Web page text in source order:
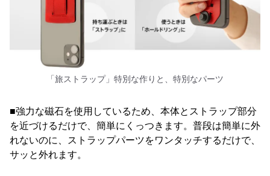
「旅ストラップ」特別な作りと、特別なパーツ
■強力な磁石を使用しているため、本体とストラップ部分
を近づけるだけで、簡単にくっつきます。普段は簡単に外
れないのに、ストラップパーツをワンタッチするだけで、
サッと外れます。